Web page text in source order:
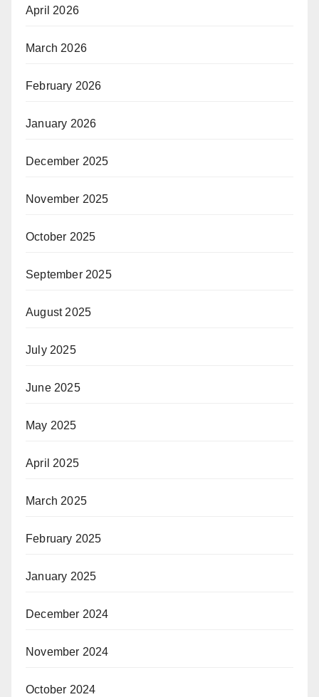
April 2026
March 2026
February 2026
January 2026
December 2025
November 2025
October 2025
September 2025
August 2025
July 2025
June 2025
May 2025
April 2025
March 2025
February 2025
January 2025
December 2024
November 2024
October 2024